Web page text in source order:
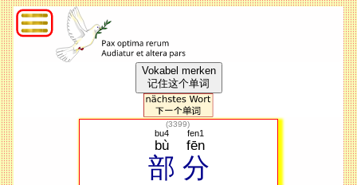
Vokabel merken
记住这个单词
(3399)
部
bù
bu4
分
fēn
fen1